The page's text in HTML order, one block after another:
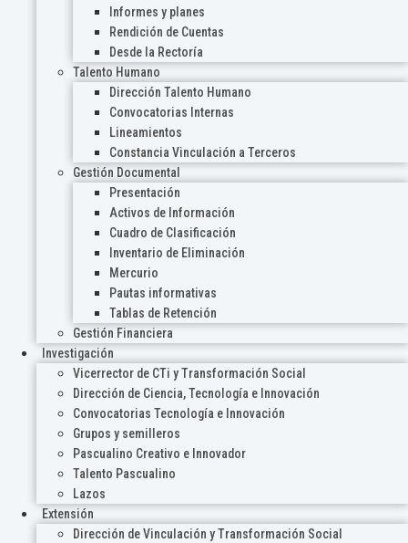
Informes y planes
Rendición de Cuentas
Desde la Rectoría
Talento Humano
Dirección Talento Humano
Convocatorias Internas
Lineamientos
Constancia Vinculación a Terceros
Gestión Documental
Presentación
Activos de Información
Cuadro de Clasificación
Inventario de Eliminación
Mercurio
Pautas informativas
Tablas de Retención
Gestión Financiera
Investigación
Vicerrector de CTi y Transformación Social
Dirección de Ciencia, Tecnología e Innovación
Convocatorias Tecnología e Innovación
Grupos y semilleros
Pascualino Creativo e Innovador
Talento Pascualino
Lazos
Extensión
Dirección de Vinculación y Transformación Social